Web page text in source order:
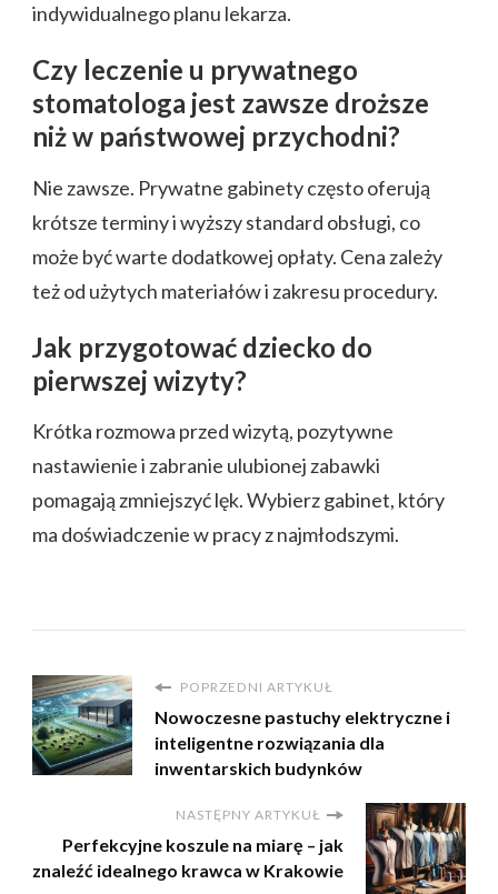
indywidualnego planu lekarza.
Czy leczenie u prywatnego
stomatologa jest zawsze droższe
niż w państwowej przychodni?
Nie zawsze. Prywatne gabinety często oferują
krótsze terminy i wyższy standard obsługi, co
może być warte dodatkowej opłaty. Cena zależy
też od użytych materiałów i zakresu procedury.
Jak przygotować dziecko do
pierwszej wizyty?
Krótka rozmowa przed wizytą, pozytywne
nastawienie i zabranie ulubionej zabawki
pomagają zmniejszyć lęk. Wybierz gabinet, który
ma doświadczenie w pracy z najmłodszymi.
POPRZEDNI ARTYKUŁ
Nowoczesne pastuchy elektryczne i
inteligentne rozwiązania dla
inwentarskich budynków
NASTĘPNY ARTYKUŁ
Perfekcyjne koszule na miarę – jak
znaleźć idealnego krawca w Krakowie